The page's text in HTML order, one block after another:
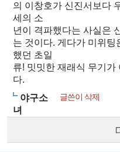
의 이창호가 신진서보다
세의 소
년이 격파했다는 사실은
는 것이다. 게다가 미위
했던 초일
류! 밋밋한 재래식 무기가
다.
야구소
녀
글쓴이 삭제